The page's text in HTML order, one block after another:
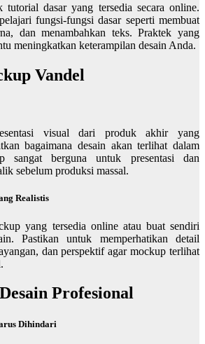
dasar yang tersedia secara online.
fungsi-fungsi dasar seperti membuat
dan menambahkan teks. Praktek yang
meningkatkan keterampilan desain Anda.
Vandel
visual dari produk akhir yang
bagaimana desain akan terlihat dalam
sangat berguna untuk presentasi dan
sebelum produksi massal.
Realistis
yang tersedia online atau buat sendiri
Pastikan untuk memperhatikan detail
dan perspektif agar mockup terlihat
Profesional
Dihindari